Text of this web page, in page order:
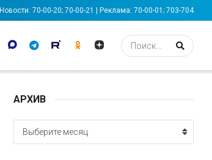
Новости: 70-00-20; 70-00-21 | Реклама: 70-00-01; 703-704
АРХИВ
АРХИВ
Выберите месяц